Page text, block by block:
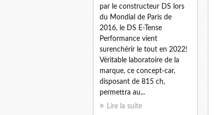
par le constructeur DS lors
du Mondial de Paris de
2016, le DS E-Tense
Performance vient
surenchérir le tout en 2022!
Véritable laboratoire de la
marque, ce concept-car,
disposant de 815 ch,
permettra au...
Lire la suite